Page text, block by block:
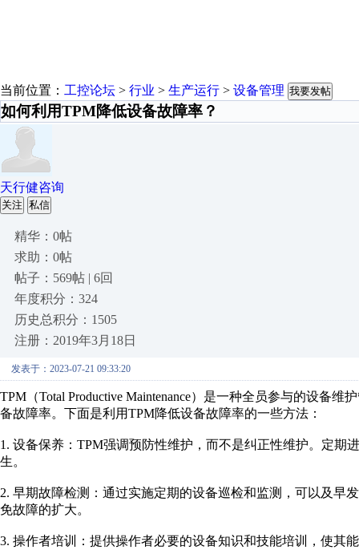
当前位置： 工控论坛 > 行业 > 生产运行 > 设备管理 我要发帖
如何利用TPM降低设备故障率？
天行健咨询
关注 私信
精华：0帖
求助：0帖
帖子：569帖 | 6回
年度积分：324
历史总积分：1505
注册：2019年3月18日
发表于：2023-07-21 09:33:20
TPM（Total Productive Maintenance）是一种全员参与的设备
备故障率。下面是利用TPM降低设备故障率的一些方法：
1. 设备保养：TPM强调预防性维护，而不是纠正性维护。定期
生。
2. 早期故障检测：通过实施定期的设备巡检和监测，可以及早
免故障的扩大。
3. 操作者培训：提供操作者必要的设备知识和技能培训，使其